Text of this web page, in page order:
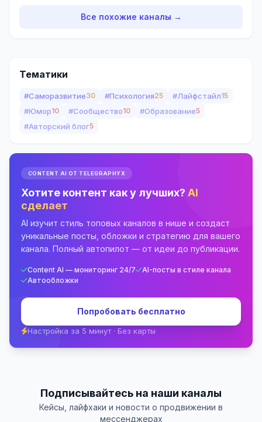
Все похожие каналы →
Тематики
#Саморазвитие30 #Психология25 #Лайфстайл15
#Юмор10 #Сообщество10 #Образование5
#Авторский блог5
CONTENT AI ОТ TELEGRAPHYX
Хотите контент как у лучших? AI
сделает
AI изучит стиль топовых каналов в нише и создаст
уникальные посты, обложки и стратегию для вашего
канала. Полный автопилот — от идеи до публикации.
Content AI — мониторинг 24/7
AI-посты в стиле канала
Автообложки
Попробовать бесплатно
Настройка за 5 минут · Без карты
Подписывайтесь на наши каналы
Кейсы, лайфхаки и новости о продвижении в
мессенджерах